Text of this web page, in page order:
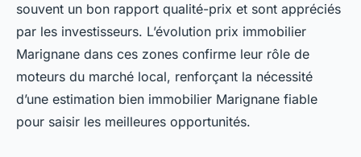
souvent un bon rapport qualité-prix et sont appréciés
par les investisseurs. L’évolution prix immobilier
Marignane dans ces zones confirme leur rôle de
moteurs du marché local, renforçant la nécessité
d’une estimation bien immobilier Marignane fiable
pour saisir les meilleures opportunités.